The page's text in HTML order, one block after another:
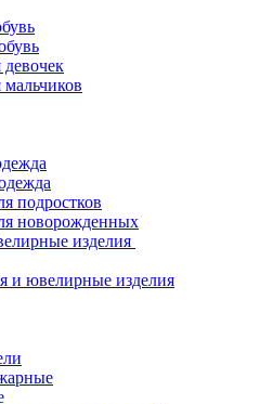
подростков
новорожденных
изделия
и ювелирные изделия